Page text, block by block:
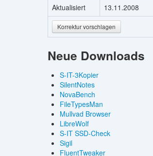
Aktualisiert
13.11.2008
Korrektur vorschlagen
Neue Downloads
S-IT-3Kopier
SilentNotes
NovaBench
FileTypesMan
Mullvad Browser
LibreWolf
S-IT SSD-Check
Sigil
FluentTweaker